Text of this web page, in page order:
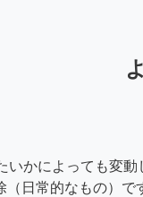
いかによっても変動
（日常的なもの）で